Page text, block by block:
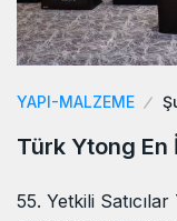
YAPI-MALZEME
Türk Ytong
55. Yetkili